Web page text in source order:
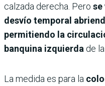
calzada derecha. Pero se
desvío temporal
permitiendo la
banquina izquierda de
La medida es para la